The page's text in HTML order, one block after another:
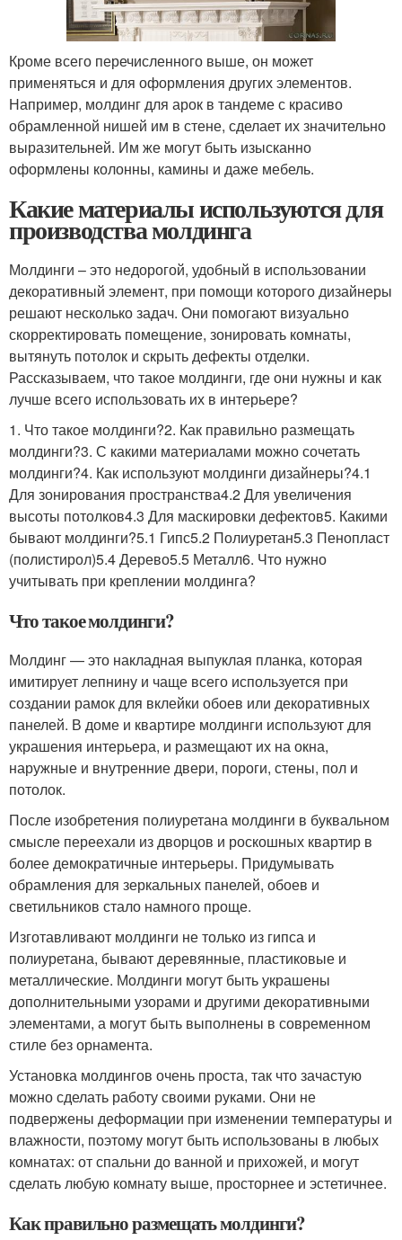
Кроме всего перечисленного выше, он может
применяться и для оформления других элементов.
Например, молдинг для арок в тандеме с красиво
обрамленной нишей им в стене, сделает их значительно
выразительней. Им же могут быть изысканно
оформлены колонны, камины и даже мебель.
Какие материалы используются для
производства молдинга
Молдинги – это недорогой, удобный в использовании
декоративный элемент, при помощи которого дизайнеры
решают несколько задач. Они помогают визуально
скорректировать помещение, зонировать комнаты,
вытянуть потолок и скрыть дефекты отделки.
Рассказываем, что такое молдинги, где они нужны и как
лучше всего использовать их в интерьере?
1. Что такое молдинги?2. Как правильно размещать
молдинги?3. С какими материалами можно сочетать
молдинги?4. Как используют молдинги дизайнеры?4.1
Для зонирования пространства4.2 Для увеличения
высоты потолков4.3 Для маскировки дефектов5. Какими
бывают молдинги?5.1 Гипс5.2 Полиуретан5.3 Пенопласт
(полистирол)5.4 Дерево5.5 Металл6. Что нужно
учитывать при креплении молдинга?
Что такое молдинги?
Молдинг — это накладная выпуклая планка, которая
имитирует лепнину и чаще всего используется при
создании рамок для вклейки обоев или декоративных
панелей. В доме и квартире молдинги используют для
украшения интерьера, и размещают их на окна,
наружные и внутренние двери, пороги, стены, пол и
потолок.
После изобретения полиуретана молдинги в буквальном
смысле переехали из дворцов и роскошных квартир в
более демократичные интерьеры. Придумывать
обрамления для зеркальных панелей, обоев и
светильников стало намного проще.
Изготавливают молдинги не только из гипса и
полиуретана, бывают деревянные, пластиковые и
металлические. Молдинги могут быть украшены
дополнительными узорами и другими декоративными
элементами, а могут быть выполнены в современном
стиле без орнамента.
Установка молдингов очень проста, так что зачастую
можно сделать работу своими руками. Они не
подвержены деформации при изменении температуры и
влажности, поэтому могут быть использованы в любых
комнатах: от спальни до ванной и прихожей, и могут
сделать любую комнату выше, просторнее и эстетичнее.
Как правильно размещать молдинги?